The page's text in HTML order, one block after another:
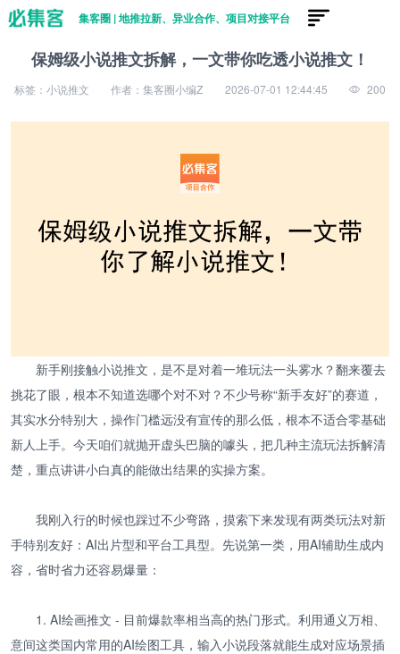
集客圈 | 地推拉新、异业合作、项目对接平台
保姆级小说推文拆解，一文带你吃透小说推文！
标签：小说推文 作者：集客圈小编Z 2026-07-01 12:44:45 200
新手刚接触小说推文，是不是对着一堆玩法一头雾水？翻来覆去
挑花了眼，根本不知道选哪个对不对？不少号称“新手友好”的赛道，
其实水分特别大，操作门槛远没有宣传的那么低，根本不适合零基础
新人上手。今天咱们就抛开虚头巴脑的噱头，把几种主流玩法拆解清
楚，重点讲讲小白真的能做出结果的实操方案。
我刚入行的时候也踩过不少弯路，摸索下来发现有两类玩法对新
手特别友好：AI出片型和平台工具型。先说第一类，用AI辅助生成内
容，省时省力还容易爆量：
1. AI绘画推文 - 目前爆款率相当高的热门形式。利用通义万相、
意间这类国内常用的AI绘图工具，输入小说段落就能生成对应场景插